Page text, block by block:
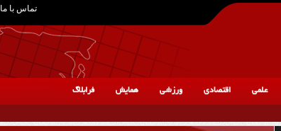
تماس با ما
علمی اقتصادی ورزشی همایش فرابلاگ